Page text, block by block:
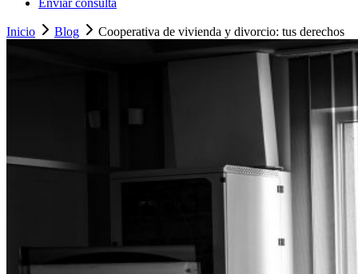
Enviar consulta
Inicio Blog Cooperativa de vivienda y divorcio: tus derechos